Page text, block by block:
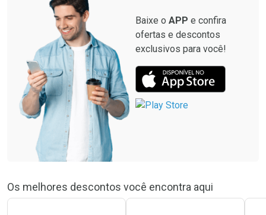
Baixe o APP e confira
ofertas e descontos
exclusivos para você!
Os melhores descontos você encontra aqui